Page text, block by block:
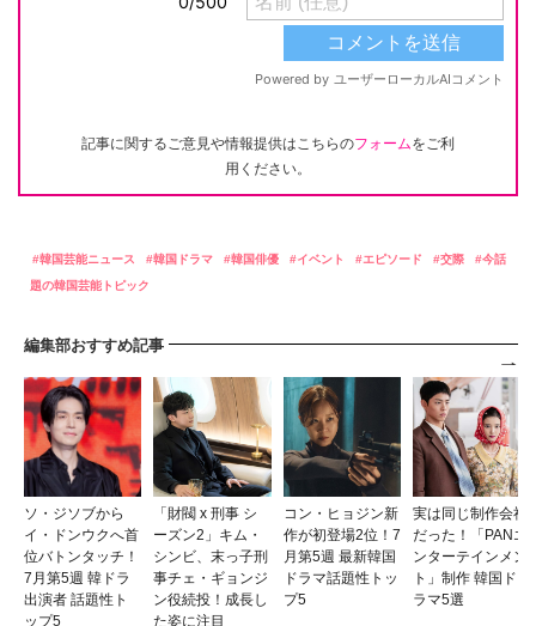
記事に関するご意見や情報提供はこちらのフォームをご利
用ください。
韓国芸能ニュース 韓国ドラマ 韓国俳優 イベント エピソード 交際
今話
題の韓国芸能トピック
編集部おすすめ記事
ソ・ジソブから
イ・ドンウクへ首
位バトンタッチ！
7月第5週 韓ドラ
出演者 話題性ト
ップ5
「財閥 x 刑事 シ
ーズン2」キム・
シンビ、末っ子刑
事チェ・ギョンジ
ン役続投！成長し
た姿に注目
コン・ヒョジン新
作が初登場2位！7
月第5週 最新韓国
ドラマ話題性トッ
プ5
実は同じ制作会社
だった！「PANエ
ンターテインメン
ト」制作 韓国ド
ラマ5選